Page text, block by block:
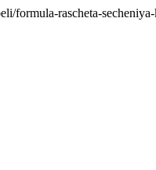
formula-rascheta-